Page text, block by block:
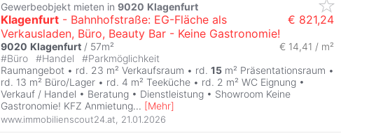
Gewerbeobjekt mieten in 9020 Klagenfurt
Klagenfurt - Bahnhofstraße: EG-Fläche als
Verkausladen, Büro, Beauty Bar - Keine Gastronomie!
€ 821,24
9020 Klagenfurt / 57m²
€ 14,41 / m²
#Büro #Handel #Parkmöglichkeit
Raumangebot • rd. 23 m² Verkaufsraum • rd. 15 m² Präsentationsraum •
rd. 13 m² Büro/Lager • rd. 4 m² Teeküche • rd. 2 m² WC Eignung •
Verkauf / Handel • Beratung • Dienstleistung • Showroom Keine
Gastronomie! KFZ Anmietung... [Mehr]
www.immobilienscout24.at 21.01.2026